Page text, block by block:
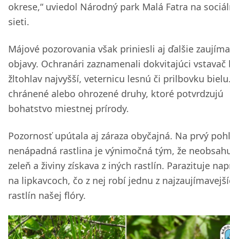
okrese,“ uviedol Národný park Malá Fatra na
sieti.
Májové pozorovania však priniesli aj ďalšie
objavy. Ochranári zaznamenali dokvitajúci vstavač
žltohlav najvyšší, veternicu lesnú či prilbovku
chránené alebo ohrozené druhy, ktoré potvrdzujú
bohatstvo miestnej prírody.
Pozornosť upútala aj záraza obyčajná. Na prvý
nenápadná rastlina je výnimočná tým, že
zeleň a živiny získava z iných rastlín. Parazituje
na lipkavcoch, čo z nej robí jednu z
rastlín našej flóry.